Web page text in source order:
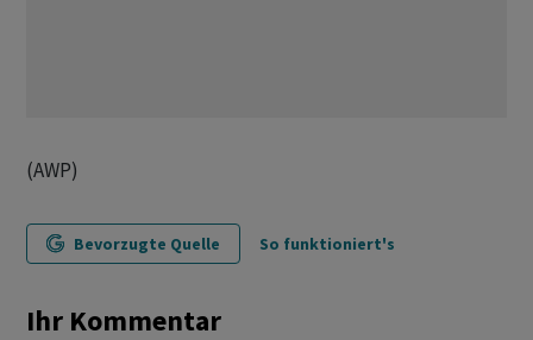
(AWP)
Bevorzugte Quelle So funktioniert's
Ihr Kommentar